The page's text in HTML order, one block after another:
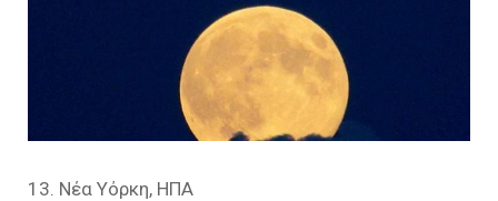
13. Νέα Υόρκη, ΗΠΑ